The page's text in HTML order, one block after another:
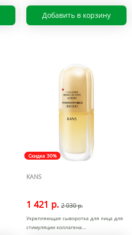
Добавить в корзину
Скидка 30%
KANS
1 421 р. 2 030 р.
Укрепляющая сыворотка для лица для
стимуляции коллагена